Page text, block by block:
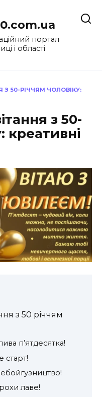
портал
і області
З 50-РІЧЧЯМ ЧОЛОВІКУ:
з 50-
креативні
з 50 річчям
п’ятдесятка!
старт!
лаве!